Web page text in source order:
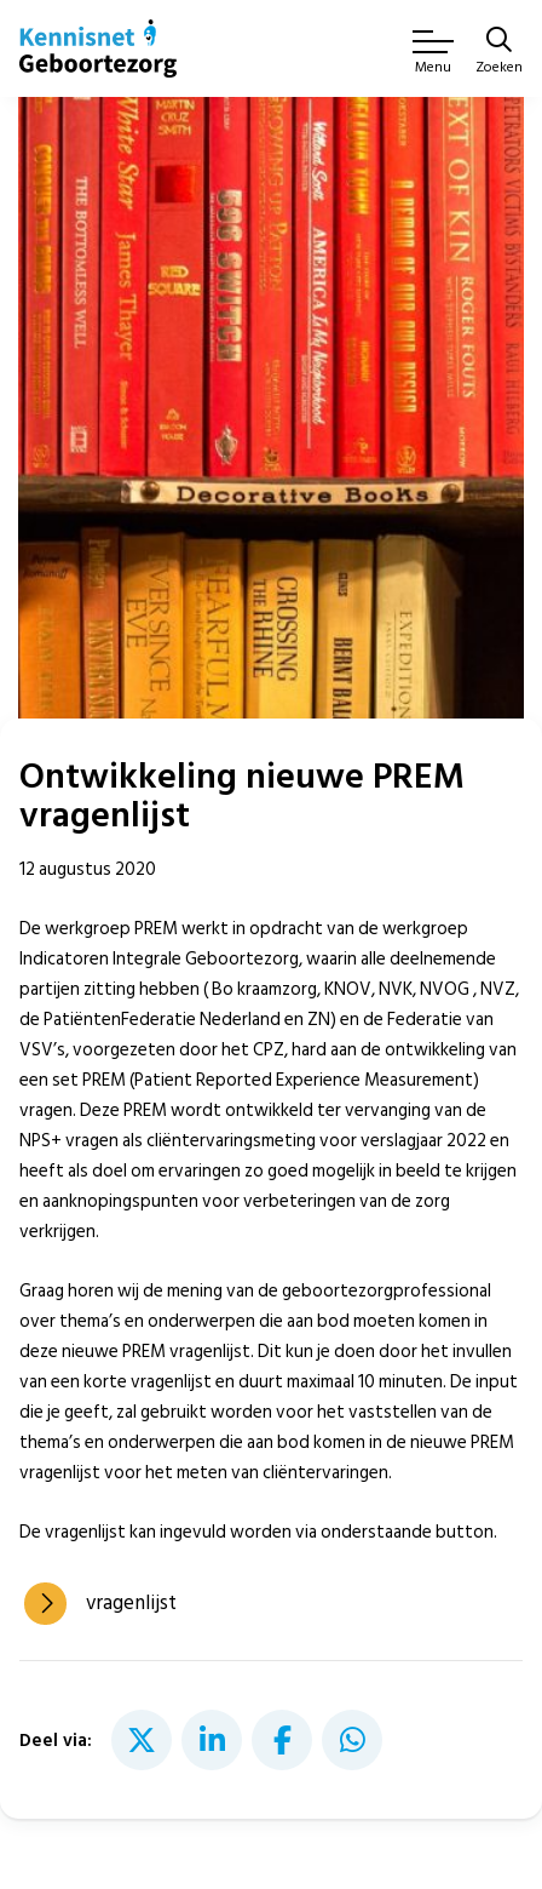
Menu Zoeken
Ontwikkeling nieuwe PREM
vragenlijst
12 augustus 2020
De werkgroep PREM werkt in opdracht van de werkgroep
Indicatoren Integrale Geboortezorg, waarin alle deelnemende
partijen zitting hebben ( Bo kraamzorg, KNOV, NVK, NVOG , NVZ,
de PatiëntenFederatie Nederland en ZN) en de Federatie van
VSV’s, voorgezeten door het CPZ, hard aan de ontwikkeling van
een set PREM (Patient Reported Experience Measurement)
vragen. Deze PREM wordt ontwikkeld ter vervanging van de
NPS+ vragen als cliëntervaringsmeting voor verslagjaar 2022 en
heeft als doel om ervaringen zo goed mogelijk in beeld te krijgen
en aanknopingspunten voor verbeteringen van de zorg
verkrijgen.
Graag horen wij de mening van de geboortezorgprofessional
over thema’s en onderwerpen die aan bod moeten komen in
deze nieuwe PREM vragenlijst. Dit kun je doen door het invullen
van een korte vragenlijst en duurt maximaal 10 minuten. De input
die je geeft, zal gebruikt worden voor het vaststellen van de
thema’s en onderwerpen die aan bod komen in de nieuwe PREM
vragenlijst voor het meten van cliëntervaringen.
De vragenlijst kan ingevuld worden via onderstaande button.
vragenlijst
Deel via: